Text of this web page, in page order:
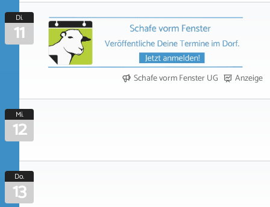
Di.
11
Schafe vorm Fenster UG Anzeige
Mi.
12
Do.
13